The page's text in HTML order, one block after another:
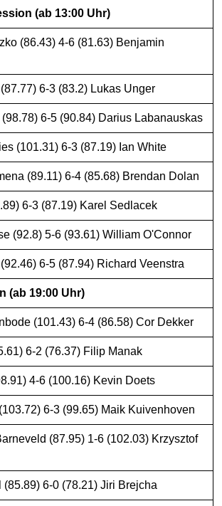
(ab 13:00 Uhr)
(86.43) 4-6 (81.63) Benjamin
6-3 (83.2) Lukas Unger
6-5 (90.84) Darius Labanauskas
(101.31) 6-3 (87.19) Ian White
(89.11) 6-4 (85.68) Brendan Dolan
6-3 (87.19) Karel Sedlacek
(92.8) 5-6 (93.61) William O'Connor
6-5 (87.94) Richard Veenstra
(ab 19:00 Uhr)
(101.43) 6-4 (86.58) Cor Dekker
6-2 (76.37) Filip Manak
4-6 (100.16) Kevin Doets
6-3 (99.65) Maik Kuivenhoven
(87.95) 1-6 (102.03) Krzysztof
(85.89) 6-0 (78.21) Jiri Brejcha